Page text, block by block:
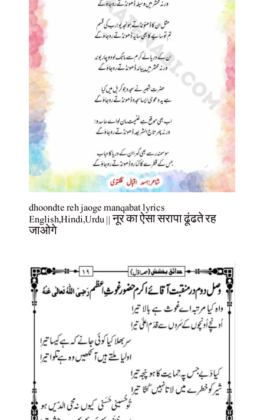
dhoondte reh jaoge manqabat lyrics
English,Hindi,Urdu || नूर का ऐसा सरापा ढूंढते रह
जाओगे